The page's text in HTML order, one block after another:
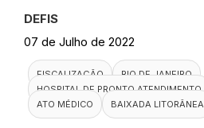
DEFIS
07 de Julho de 2022
FISCALIZAÇÃO
RIO DE JANEIRO
HOSPITAL DE PRONTO ATENDIMENTO
ATO MÉDICO
BAIXADA LITORÂNEA